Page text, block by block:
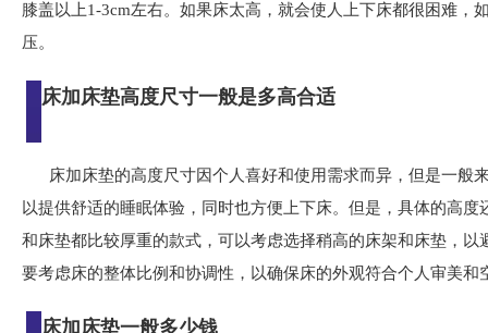
膝盖以上1-3cm左右。如果床太高，就会使人上下床都很困难，
压。
床加床垫高度尺寸一般是多高合适
床加床垫的高度尺寸因个人喜好和使用需求而异，但是一般
以提供舒适的睡眠体验，同时也方便上下床。但是，具体的高
和床垫都比较厚重的款式，可以考虑选择稍高的床架和床垫，
要考虑床的整体比例和协调性，以确保床的外观符合个人审美和
床加床垫一般多少钱